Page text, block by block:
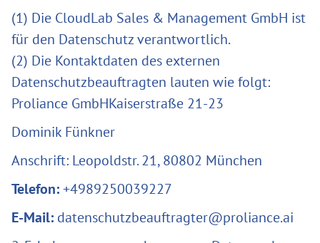
(1) Die CloudLab Sales & Management GmbH ist
für den Datenschutz verantwortlich.
(2) Die Kontaktdaten des externen
Datenschutzbeauftragten lauten wie folgt:
Proliance GmbHKaiserstraße 21-23
Dominik Fünkner
Anschrift: Leopoldstr. 21, 80802 München
Telefon:+4989250039227
E-Mail: datenschutzbeauftragter@proliance.ai